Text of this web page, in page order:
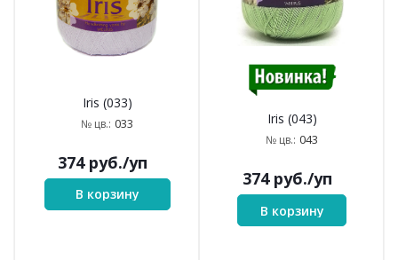
Iris (033)
№ цв.: 033
374руб./уп
В корзину
Iris (043)
№ цв.: 043
374руб./уп
В корзину